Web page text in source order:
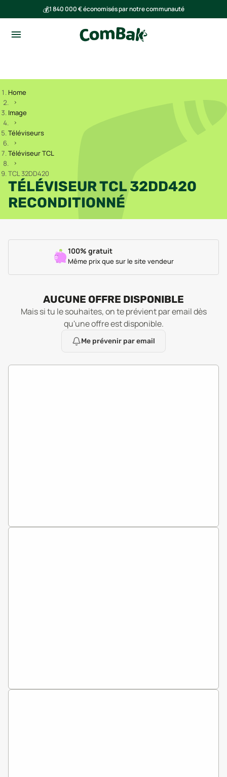
💰1 840 000 € économisés par notre communauté
Home
Image
Téléviseurs
Téléviseur TCL
TCL 32DD420
TÉLÉVISEUR TCL 32DD420
RECONDITIONNÉ
100% gratuit
Même prix que sur le site vendeur
AUCUNE OFFRE DISPONIBLE
Mais si tu le souhaites, on te prévient par email dès
qu'une offre est disponible.
Me prévenir par email